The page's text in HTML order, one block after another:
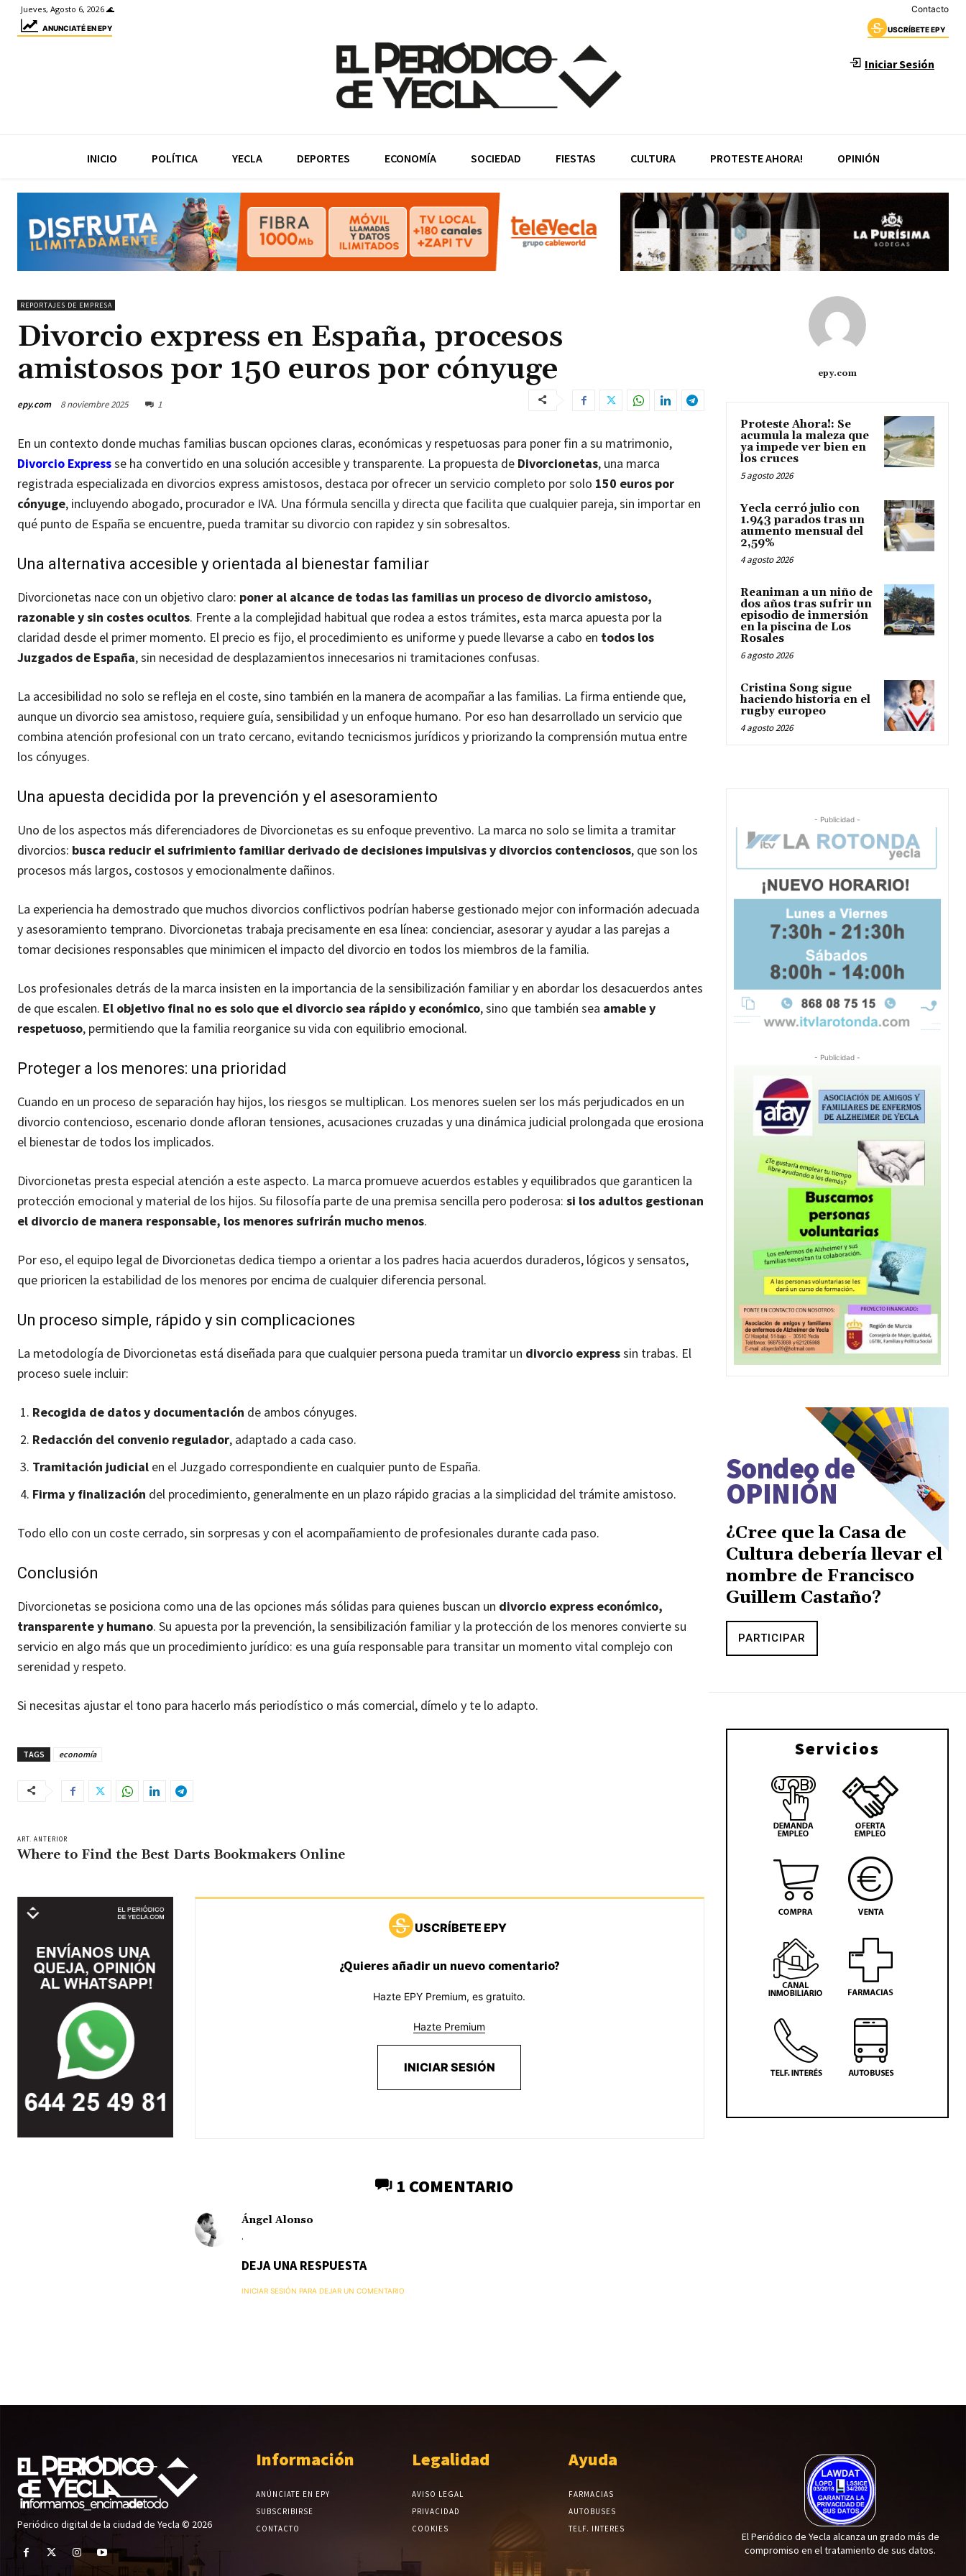
Jueves, Agosto 6, 2026 🌊 Contacto
ANUNCIATÉ EN EPY USCRÍBETE EPY
Iniciar Sesión
INICIO POLÍTICA YECLA DEPORTES ECONOMÍA SOCIEDAD FIESTAS CULTURA PROTESTE AHORA! OPINIÓN
REPORTAJES DE EMPRESA
Divorcio express en España, procesos
amistosos por 150 euros por cónyuge
epy.com 8 noviembre 2025 1
En un contexto donde muchas familias buscan opciones claras, económicas y respetuosas para poner fin a su matrimonio,
Divorcio Expressse ha convertido en una solución accesible y transparente. La propuesta de Divorcionetas, una marca
registrada especializada en divorcios express amistosos, destaca por ofrecer un servicio completo por solo 150 euros por
cónyuge, incluyendo abogado, procurador e IVA. Una fórmula sencilla y directa que facilita que cualquier pareja, sin importar en
qué punto de España se encuentre, pueda tramitar su divorcio con rapidez y sin sobresaltos.
Una alternativa accesible y orientada al bienestar familiar
Divorcionetas nace con un objetivo claro: poner al alcance de todas las familias un proceso de divorcio amistoso,
razonable y sin costes ocultos. Frente a la complejidad habitual que rodea a estos trámites, esta marca apuesta por la
claridad desde el primer momento. El precio es fijo, el procedimiento es uniforme y puede llevarse a cabo en todos los
Juzgados de España, sin necesidad de desplazamientos innecesarios ni tramitaciones confusas.
La accesibilidad no solo se refleja en el coste, sino también en la manera de acompañar a las familias. La firma entiende que,
aunque un divorcio sea amistoso, requiere guía, sensibilidad y un enfoque humano. Por eso han desarrollado un servicio que
combina atención profesional con un trato cercano, evitando tecnicismos jurídicos y priorizando la comprensión mutua entre
los cónyuges.
Una apuesta decidida por la prevención y el asesoramiento
Uno de los aspectos más diferenciadores de Divorcionetas es su enfoque preventivo. La marca no solo se limita a tramitar
divorcios: busca reducir el sufrimiento familiar derivado de decisiones impulsivas y divorcios contenciosos, que son los
procesos más largos, costosos y emocionalmente dañinos.
La experiencia ha demostrado que muchos divorcios conflictivos podrían haberse gestionado mejor con información adecuada
y asesoramiento temprano. Divorcionetas trabaja precisamente en esa línea: concienciar, asesorar y ayudar a las parejas a
tomar decisiones responsables que minimicen el impacto del divorcio en todos los miembros de la familia.
Los profesionales detrás de la marca insisten en la importancia de la sensibilización familiar y en abordar los desacuerdos antes
de que escalen. El objetivo final no es solo que el divorcio sea rápido y económico, sino que también sea amable y
respetuoso, permitiendo que la familia reorganice su vida con equilibrio emocional.
Proteger a los menores: una prioridad
Cuando en un proceso de separación hay hijos, los riesgos se multiplican. Los menores suelen ser los más perjudicados en un
divorcio contencioso, escenario donde afloran tensiones, acusaciones cruzadas y una dinámica judicial prolongada que erosiona
el bienestar de todos los implicados.
Divorcionetas presta especial atención a este aspecto. La marca promueve acuerdos estables y equilibrados que garanticen la
protección emocional y material de los hijos. Su filosofía parte de una premisa sencilla pero poderosa: si los adultos gestionan
el divorcio de manera responsable, los menores sufrirán mucho menos.
Por eso, el equipo legal de Divorcionetas dedica tiempo a orientar a los padres hacia acuerdos duraderos, lógicos y sensatos,
que prioricen la estabilidad de los menores por encima de cualquier diferencia personal.
Un proceso simple, rápido y sin complicaciones
La metodología de Divorcionetas está diseñada para que cualquier persona pueda tramitar un divorcio expresssin trabas. El
proceso suele incluir:
Recogida de datos y documentación de ambos cónyuges.
Redacción del convenio regulador, adaptado a cada caso.
Tramitación judicial en el Juzgado correspondiente en cualquier punto de España.
Firma y finalización del procedimiento, generalmente en un plazo rápido gracias a la simplicidad del trámite amistoso.
Todo ello con un coste cerrado, sin sorpresas y con el acompañamiento de profesionales durante cada paso.
Conclusión
Divorcionetas se posiciona como una de las opciones más sólidas para quienes buscan un divorcio express económico,
transparente y humano. Su apuesta por la prevención, la sensibilización familiar y la protección de los menores convierte su
servicio en algo más que un procedimiento jurídico: es una guía responsable para transitar un momento vital complejo con
serenidad y respeto.
Si necesitas ajustar el tono para hacerlo más periodístico o más comercial, dímelo y te lo adapto.
TAGS economía
ART. ANTERIOR
Where to Find the Best Darts Bookmakers Online
USCRÍBETE EPY
¿Quieres añadir un nuevo comentario?
Hazte EPY Premium, es gratuito.
Hazte Premium
INICIAR SESIÓN
1 COMENTARIO
Ángel Alonso
.
DEJA UNA RESPUESTA
INICIAR SESIÓN PARA DEJAR UN COMENTARIO
epy.com
Proteste Ahora!: Se
acumula la maleza que
ya impede ver bien en
los cruces
5 agosto 2026
Yecla cerró julio con
1.943 parados tras un
aumento mensual del
2,59%
4 agosto 2026
Reaniman a un niño de
dos años tras sufrir un
episodio de inmersión
en la piscina de Los
Rosales
6 agosto 2026
Cristina Song sigue
haciendo historia en el
rugby europeo
4 agosto 2026
- Publicidad -
- Publicidad -
Sondeo de
OPINIÓN
¿Cree que la Casa de
Cultura debería llevar el
nombre de Francisco
Guillem Castaño?
PARTICIPAR
Servicios
Periódico digital de la ciudad de Yecla © 2026
Información
ANÚNCIATE EN EPY
SUBSCRIBIRSE
CONTACTO
Legalidad
AVISO LEGAL
PRIVACIDAD
COOKIES
Ayuda
FARMACIAS
AUTOBUSES
TELF. INTERES
El Periódico de Yecla alcanza un grado más de
compromiso en el tratamiento de sus datos.